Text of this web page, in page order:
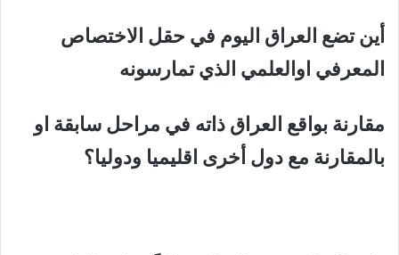
ين تضع العراق اليوم في حقل الاختصاص
المعرفي اوالعلمي الذي تمارسونه
مقارنة بواقع العراق ذاته في مراحل سابقة او
بالمقارنة مع دول أخرى اقليميا ودوليا؟